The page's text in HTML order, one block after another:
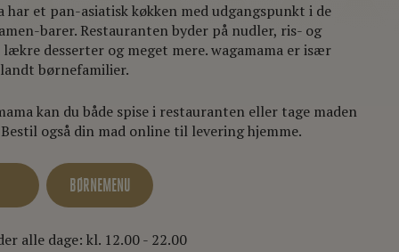
har et pan-asiatisk køkken med udgangspunkt i de
barer. Restauranten byder på nudler, ris- og
desserter og meget mere. wagamama er især
børnefamilier.
kan du både spise i restauranten eller tage maden
også din mad online til levering hjemme.
BØRNEMENU
alle dage: kl. 12.00 - 22.00